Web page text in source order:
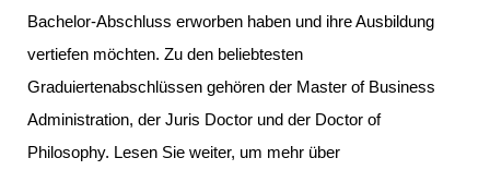
Bachelor-Abschluss erworben haben und ihre Ausbildung
vertiefen möchten. Zu den beliebtesten
Graduiertenabschlüssen gehören der Master of Business
Administration, der Juris Doctor und der Doctor of
Philosophy. Lesen Sie weiter, um mehr über